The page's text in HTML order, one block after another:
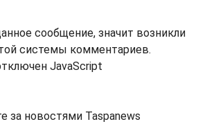
сообщение, значит возникли
системы комментариев.
JavaScript
за новостями Taspanews